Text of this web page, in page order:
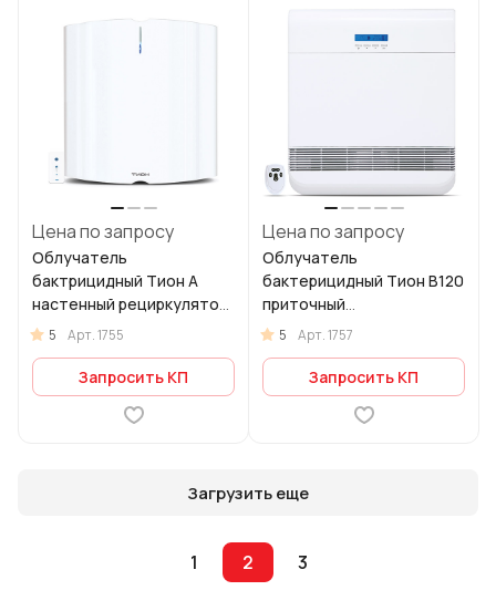
Цена по запросу
Облучатель
бактрицидный Тион А
настенный рециркулятор
очиститель
обеззараживатель
воздуха
5 Арт.1755
Запросить КП
Цена по запросу
Облучатель
бактерицидный Тион В120
приточный
обеззараживатель-
очиститель воздуха,
вентиляция больницы
5 Арт.1757
Запросить КП
Загрузить еще
1 2 3